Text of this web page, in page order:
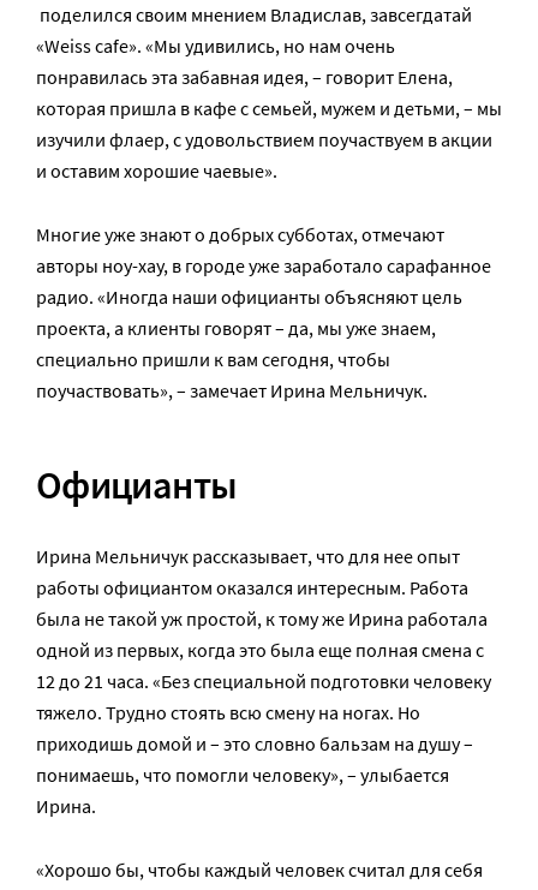
поделился своим мнением Владислав, завсегдатай
«Weiss cafe». «Мы удивились, но нам очень
понравилась эта забавная идея, – говорит Елена,
которая пришла в кафе с семьей, мужем и детьми, – мы
изучили флаер, с удовольствием поучаствуем в акции
и оставим хорошие чаевые».
Многие уже знают о добрых субботах, отмечают
авторы ноу-хау, в городе уже заработало сарафанное
радио. «Иногда наши официанты объясняют цель
проекта, а клиенты говорят – да, мы уже знаем,
специально пришли к вам сегодня, чтобы
поучаствовать», – замечает Ирина Мельничук.
Официанты
Ирина Мельничук рассказывает, что для нее опыт
работы официантом оказался интересным. Работа
была не такой уж простой, к тому же Ирина работала
одной из первых, когда это была еще полная смена с
12 до 21 часа. «Без специальной подготовки человеку
тяжело. Трудно стоять всю смену на ногах. Но
приходишь домой и – это словно бальзам на душу –
понимаешь, что помогли человеку», – улыбается
Ирина.
«Хорошо бы, чтобы каждый человек считал для себя